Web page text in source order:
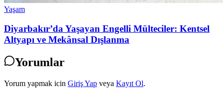
Yaşam
Diyarbakır’da Yaşayan Engelli Mülteciler: Kentsel
Altyapı ve Mekânsal Dışlanma
Yorumlar
Yorum yapmak icin Giriş Yap veya Kayıt Ol.